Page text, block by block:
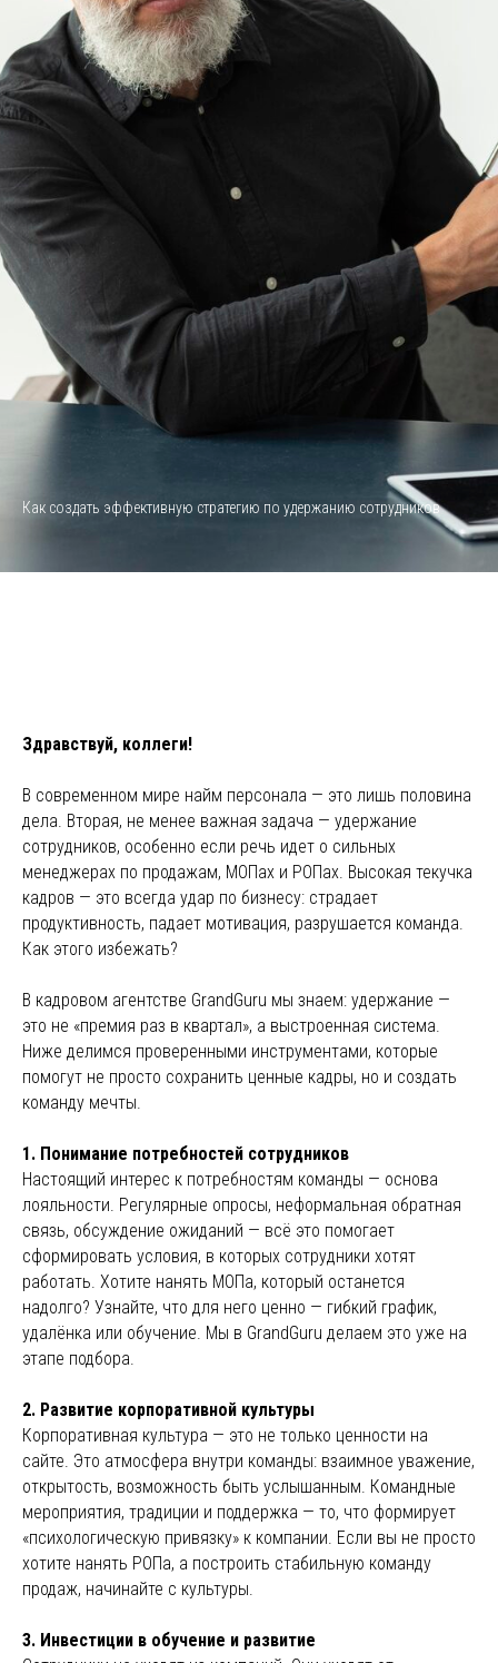
Как создать эффективную стратегию по удержанию сотрудников
Здравствуй, коллеги!
В современном мире найм персонала — это лишь половина
дела. Вторая, не менее важная задача — удержание
сотрудников, особенно если речь идет о сильных
менеджерах по продажам, МОПах и РОПах. Высокая текучка
кадров — это всегда удар по бизнесу: страдает
продуктивность, падает мотивация, разрушается команда.
Как этого избежать?
В кадровом агентстве GrandGuru мы знаем: удержание —
это не «премия раз в квартал», а выстроенная система.
Ниже делимся проверенными инструментами, которые
помогут не просто сохранить ценные кадры, но и создать
команду мечты.
1. Понимание потребностей сотрудников
Настоящий интерес к потребностям команды — основа
лояльности. Регулярные опросы, неформальная обратная
связь, обсуждение ожиданий — всё это помогает
сформировать условия, в которых сотрудники хотят
работать. Хотите нанять МОПа, который останется
надолго? Узнайте, что для него ценно — гибкий график,
удалёнка или обучение. Мы в GrandGuru делаем это уже на
этапе подбора.
2. Развитие корпоративной культуры
Корпоративная культура — это не только ценности на
сайте. Это атмосфера внутри команды: взаимное уважение,
открытость, возможность быть услышанным. Командные
мероприятия, традиции и поддержка — то, что формирует
«психологическую привязку» к компании. Если вы не просто
хотите нанять РОПа, а построить стабильную команду
продаж, начинайте с культуры.
3. Инвестиции в обучение и развитие